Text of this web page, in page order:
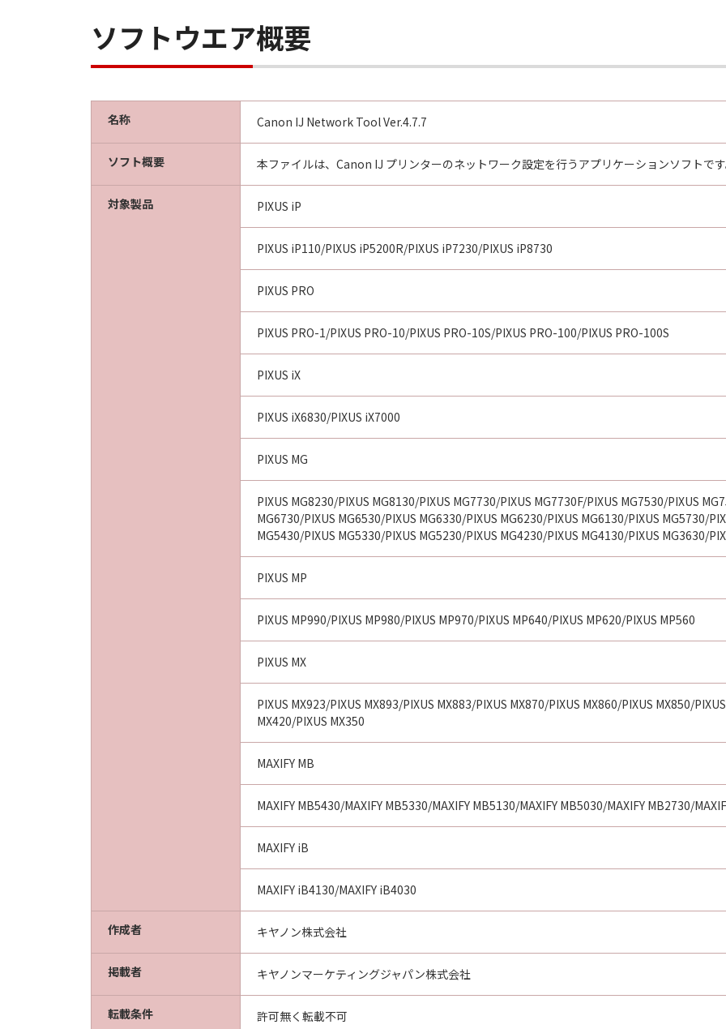
ソフトウエア概要
名称 Canon IJ Network Tool Ver.4.7.7
ソフト概要 本ファイルは、Canon IJ プリンターのネットワーク設定を行うアプリケーションソフトで
対象製品 PIXUS iP
PIXUS iP110/PIXUS iP5200R/PIXUS iP7230/PIXUS iP8730
PIXUS PRO
PIXUS PRO-1/PIXUS PRO-10/PIXUS PRO-10S/PIXUS PRO-100/PIXUS PRO-100S
PIXUS iX
PIXUS iX6830/PIXUS iX7000
PIXUS MG
PIXUS MG8230/PIXUS MG8130/PIXUS MG7730/PIXUS MG7730F/PIXUS MG7530/PIXUS
MG6730/PIXUS MG6530/PIXUS MG6330/PIXUS MG6230/PIXUS MG6130/PIXUS MG5730/
MG5430/PIXUS MG5330/PIXUS MG5230/PIXUS MG4230/PIXUS MG4130/PIXUS MG3630/
PIXUS MP
PIXUS MP990/PIXUS MP980/PIXUS MP970/PIXUS MP640/PIXUS MP620/PIXUS MP560
PIXUS MX
PIXUS MX923/PIXUS MX893/PIXUS MX883/PIXUS MX870/PIXUS MX860/PIXUS MX850/
MX420/PIXUS MX350
MAXIFY MB
MAXIFY MB5430/MAXIFY MB5330/MAXIFY MB5130/MAXIFY MB5030/MAXIFY MB2730/
MAXIFY iB
MAXIFY iB4130/MAXIFY iB4030
作成者 キヤノン株式会社
掲載者 キヤノンマーケティングジャパン株式会社
転載条件 許可無く転載不可